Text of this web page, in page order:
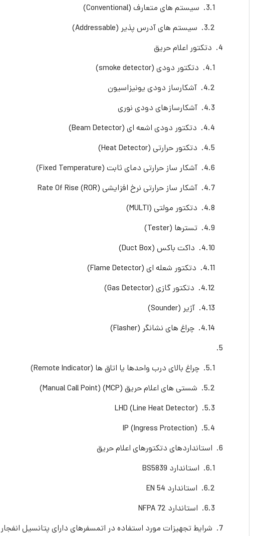
سیستم های متعارف (Conventional)
سیستم های آدرس پذیر (Addressable)
دتکتور اعلام حریق
دتکتور دودی (smoke detector)
آشکارساز دودی یونیزاسیون
آشکارسازهای دودی نوری
دتكتور دودی اشعه ای (Beam Detector)
دتکتور حرارتی (Heat Detector)
آشکار ساز حرارتی دمای ثابت (Fixed Temperature)
آشکار ساز حرارتی نرخ افزایشی Rate Of Rise (ROR)
دتكتور مولتی (MULTI)
تسترها (Tester)
داکت باکس (Duct Box)
دتكتور شعله ای (Flame Detector)
دتكتور گازی (Gas Detector)
آژیر (Sounder)
چراغ های نشانگر (Flasher)
چراغ بالای درب واحدها یا اتاق ها (Remote Indicator)
شستی های اعلام حریق (MCP) (Manual Call Point)
LHD (Line Heat Detector)
IP (Ingress Protection)
استانداردهای دتکتورهای اعلام حریق
استاندارد BS5839
استاندارد EN 54
استاندارد NFPA 72
شرایط تجهیزات مورد استفاده در اتمسفرهای دارای پتانسیل انفجار EX (Explosion protection)